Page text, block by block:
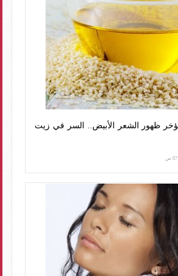
ظهور الشعر الأبيض.. السر في زيت